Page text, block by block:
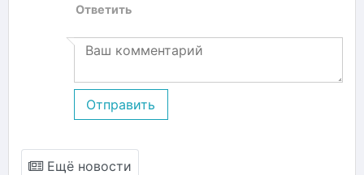
Ответить
Отправить
Ещё новости